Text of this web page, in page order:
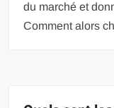
du marché et
Comment alors